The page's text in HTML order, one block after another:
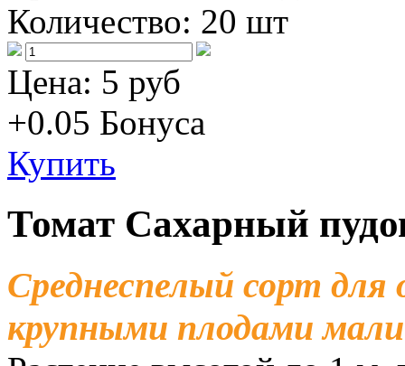
Количество: 20 шт
Цена: 5 руб
+0.05 Бонуса
Купить
Томат Сахарный
Среднеспелый сорт
крупными плодами